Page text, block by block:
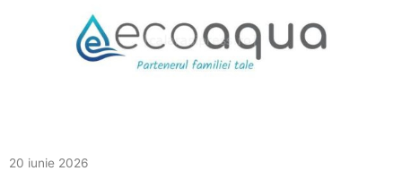
20 iunie 2026